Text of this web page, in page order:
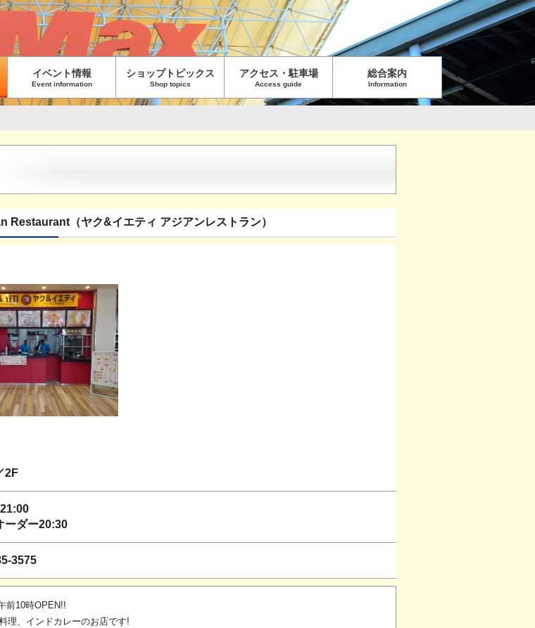
イベント情報
Event information
ショップトピックス
Shop topics
アクセス・駐車場
Access guide
総合案内
Information
Restaurant（ヤク&イエティ アジアンレストラン）
2F
ーダー20:30
3575
前10時OPEN!!
理、インドカレーのお店です!